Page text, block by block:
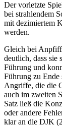
Der vorletzte
bei strahlendem
mit dezimiertem
werden.
Gleich bei Anpfiff
deutlich, dass sie
Führung und
Führung zu Ende
Angriffe, die die
auch im zweiten
Satz ließ die
oder andere
klar an die DJK